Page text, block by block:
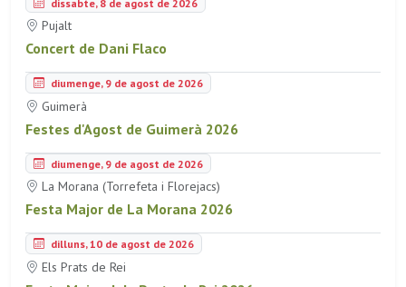
Pujalt
Concert de Dani Flaco
diumenge, 9 de agost de 2026
Guimerà
Festes d'Agost de Guimerà 2026
diumenge, 9 de agost de 2026
La Morana (Torrefeta i Florejacs)
Festa Major de La Morana 2026
dilluns, 10 de agost de 2026
Els Prats de Rei